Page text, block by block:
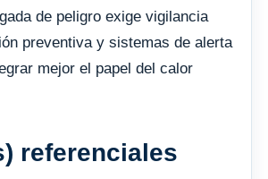
de peligro exige vigilancia
preventiva y sistemas de alerta
mejor el papel del calor
referenciales